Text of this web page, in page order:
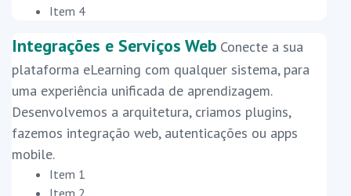
Item 4
Integrações e Serviços Web Conecte a sua
plataforma eLearning com qualquer sistema, para
uma experiência unificada de aprendizagem.
Desenvolvemos a arquitetura, criamos plugins,
fazemos integração web, autenticações ou apps
mobile.
Item 1
Item 2